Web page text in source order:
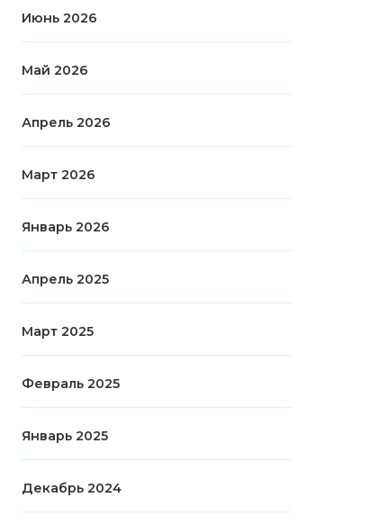
Июнь 2026
Май 2026
Апрель 2026
Март 2026
Январь 2026
Апрель 2025
Март 2025
Февраль 2025
Январь 2025
Декабрь 2024